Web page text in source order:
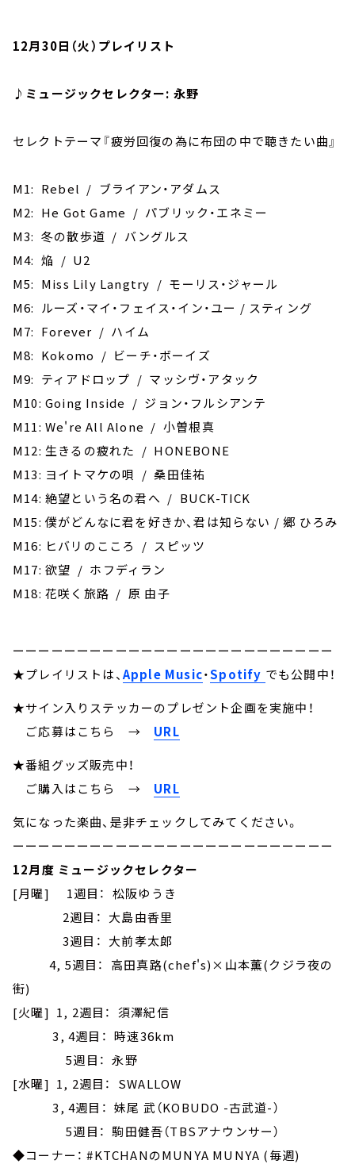
12月30日（火）プレイリスト
♪ミュージックセレクター: 永野
セレクトテーマ『疲労回復の為に布団の中で聴きたい曲』
M1: Rebel / ブライアン・アダムス
M2: He Got Game / パブリック・エネミー
M3: 冬の散歩道 / バングルス
M4: 焔 / U2
M5: Miss Lily Langtry / モーリス・ジャール
M6: ルーズ・マイ・フェイス・イン・ユー / スティング
M7: Forever / ハイム
M8: Kokomo / ビーチ・ボーイズ
M9: ティアドロップ / マッシヴ・アタック
M10: Going Inside / ジョン・フルシアンテ
M11: We're All Alone / 小曽根真
M12: 生きるの疲れた / HONEBONE
M13: ヨイトマケの唄 / 桑田佳祐
M14: 絶望という名の君へ / BUCK-TICK
M15: 僕がどんなに君を好きか、君は知らない / 郷 ひろみ
M16: ヒバリのこころ / スピッツ
M17: 欲望 / ホフディラン
M18: 花咲く旅路 / 原 由子
ーーーーーーーーーーーーーーーーーーーーーーーーー
★プレイリストは、Apple Music・Spotify でも公開中！
★サイン入りステッカーのプレゼント企画を実施中！
ご応募はこちら →
URL
★番組グッズ販売中！
ご購入はこちら → URL
気になった楽曲、是非チェックしてみてください。
ーーーーーーーーーーーーーーーーーーーーーーーーー
12月度 ミュージックセレクター
[月曜] 1週目： 松阪ゆうき
2週目： 大島由香里
3週目： 大前孝太郎
4, 5週目： 高田真路(chef's)×山本薫(クジラ夜の
街)
[火曜] 1, 2週目： 須澤紀信
3, 4週目： 時速36km
5週目： 永野
[水曜] 1, 2週目： SWALLOW
3, 4週目： 妹尾 武（KOBUDO -古武道-）
5週目： 駒田健吾（TBSアナウンサー）
◆コーナー： #KTCHANのMUNYA MUNYA (毎週)